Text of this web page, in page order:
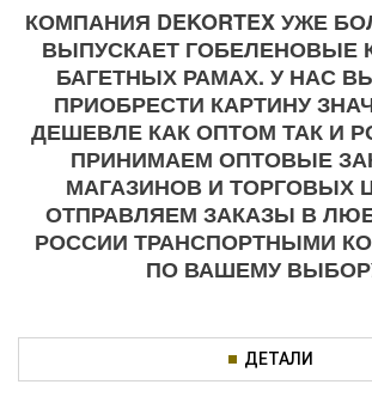
КОМПАНИЯ DEKORTEX УЖЕ
ВЫПУСКАЕТ ГОБЕЛЕНОВЫЕ
БАГЕТНЫХ РАМАХ. У НАС
ПРИОБРЕСТИ КАРТИНУ
ДЕШЕВЛЕ КАК ОПТОМ ТАК И
ПРИНИМАЕМ ОПТОВЫЕ
МАГАЗИНОВ И ТОРГОВЫХ
ОТПРАВЛЯЕМ ЗАКАЗЫ В
РОССИИ ТРАНСПОРТНЫМИ
ПО ВАШЕМУ
ДЕТАЛИ